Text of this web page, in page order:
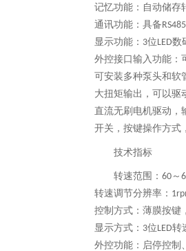
记忆功能：自动储存
通讯功能：具备RS485
显示功能： 3位LED数
外控接口输入功能：
可安装多种泵头和软
大扭矩输出，可以驱
直流无刷电机驱动，
开关，按键操作方式
技术指标
转速范围： 60 ～
转速调节分辨率：
控制方式：薄膜按键
显示方式： 3位LED转
外控功能：启停控制